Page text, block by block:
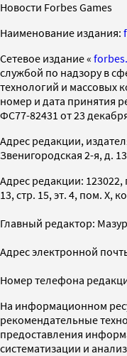
Новости Forbes Games
Наименование издания:
Cетевое издание «
службой по надзору в
технологий и массовых
номер и дата принятия
ФС77-82431 от 23
Адрес редакции,
Звенигородская 2-я, д.
Адрес редакции: 123022,
13, стр. 15, эт. 4, пом. X,
Главный редактор:
Адрес электронной
Номер телефона
На информационном
рекомендательные
предоставления
систематизации и